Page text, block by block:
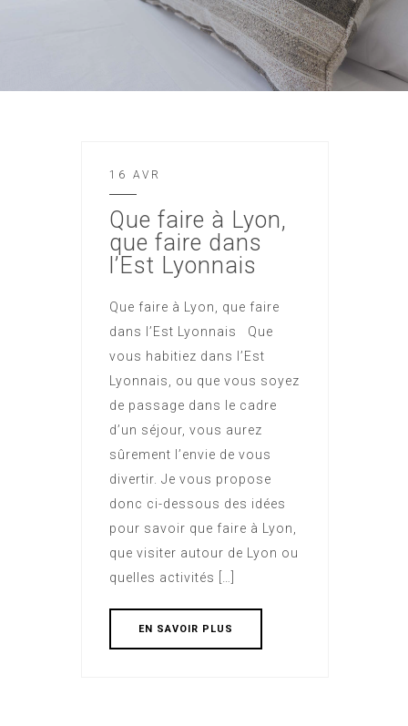
16 AVR
Que faire à Lyon,
que faire dans
l’Est Lyonnais
Que faire à Lyon, que faire
dans l’Est Lyonnais Que
vous habitiez dans l’Est
Lyonnais, ou que vous soyez
de passage dans le cadre
d’un séjour, vous aurez
sûrement l’envie de vous
divertir. Je vous propose
donc ci-dessous des idées
pour savoir que faire à Lyon,
que visiter autour de Lyon ou
quelles activités […]
EN SAVOIR PLUS